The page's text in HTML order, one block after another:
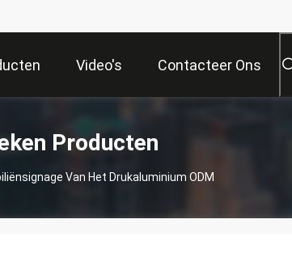
Video's Contacteer Ons
Producten
Van Het Drukaluminium ODM